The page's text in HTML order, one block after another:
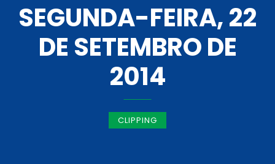
SEGUNDA-FEIRA, 22
DE SETEMBRO DE
2014
CLIPPING